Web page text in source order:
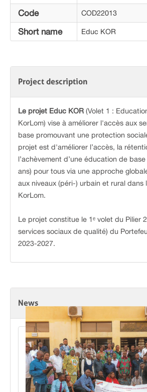
Code COD22013
Short name Educ KOR
Project description
Le projet Educ KOR (Volet 1 :
KorLom) vise à améliorer l'accès aux
base promouvant une protection
projet est d'améliorer l’accès, la
l’achèvement d’une éducation de
ans) pour tous via une approche
aux niveaux (péri-) urbain et rural dans
KorLom.
Le projet constitue le 1ᵉ volet du Pilier
services sociaux de qualité) du
2023-2027.
News